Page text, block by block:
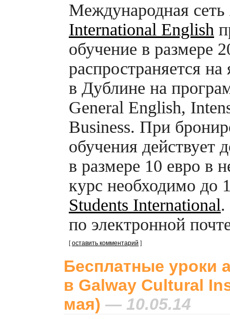
Международная
International English
обучение в размере
распространяется
в Дублине на
General English,
Business. При
обучения действует
в размере 10 евро в
курс необходимо до
Students International.
по электронной
[оставить комментарий ]
Бесплатные уроки
в Galway Cultural
мая) — 10.05.14